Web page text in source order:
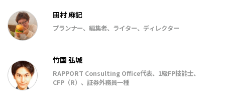
田村 麻記
プランナー、編集者、ライター、ディレクター
竹国 弘城
RAPPORT Consulting Office代表、1級FP技能士、
CFP（R）、証券外務員一種